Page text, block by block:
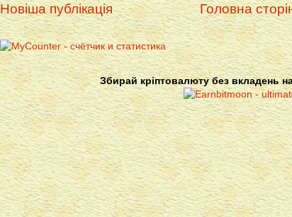
Новіша публікація Головна
Збирай кріптовалюту без вкладень